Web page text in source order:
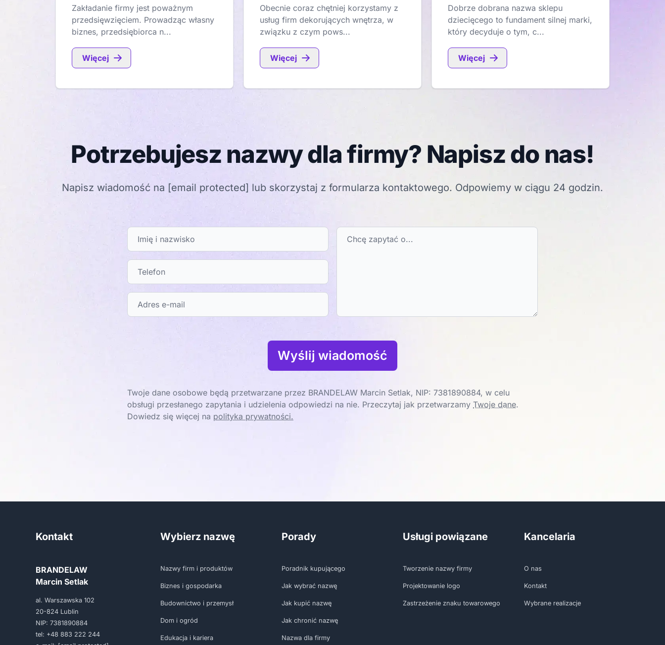
Zakładanie firmy jest poważnym
przedsięwzięciem. Prowadząc własny
biznes, przedsiębiorca n...
Więcej
Obecnie coraz chętniej korzystamy z
usług firm dekorujących wnętrza, w
związku z czym pows...
Więcej
Dobrze dobrana nazwa sklepu
dziecięcego to fundament silnej marki,
który decyduje o tym, c...
Więcej
Potrzebujesz nazwy dla firmy? Napisz do nas!
Napisz wiadomość na [email protected] lub skorzystaj z formularza kontaktowego. Odpowiemy w ciągu 24 godzin.
Wyślij wiadomość
Twoje dane osobowe będą przetwarzane przez BRANDELAW Marcin Setlak, NIP: 7381890884, w celu
obsługi przesłanego zapytania i udzielenia odpowiedzi na nie. Przeczytaj jak przetwarzamy Twoje dane.
Dowiedz się więcej na polityka prywatności.
Kontakt
BRANDELAW
Marcin Setlak
al. Warszawska 102
20-824 Lublin
NIP: 7381890884
tel: +48 883 222 244
Wybierz nazwę
Nazwy firm i produktów
Biznes i gospodarka
Budownictwo i przemysł
Dom i ogród
Edukacja i kariera
Porady
Poradnik kupującego
Jak wybrać nazwę
Jak kupić nazwę
Jak chronić nazwę
Nazwa dla firmy
Usługi powiązane
Tworzenie nazwy firmy
Projektowanie logo
Zastrzeżenie znaku towarowego
Kancelaria
O nas
Kontakt
Wybrane realizacje